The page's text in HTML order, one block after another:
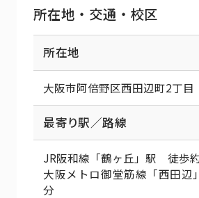
所在地・交通・校区
所在地
大阪市阿倍野区西田辺町2丁目
最寄り駅／路線
JR阪和線「鶴ヶ丘」駅 徒歩
大阪メトロ御堂筋線「西田
分